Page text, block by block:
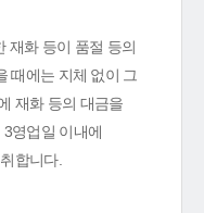
재화 등이 품절 등의
때에는 지체 없이 그
재화 등의 대금을
영업일 이내에
합니다.